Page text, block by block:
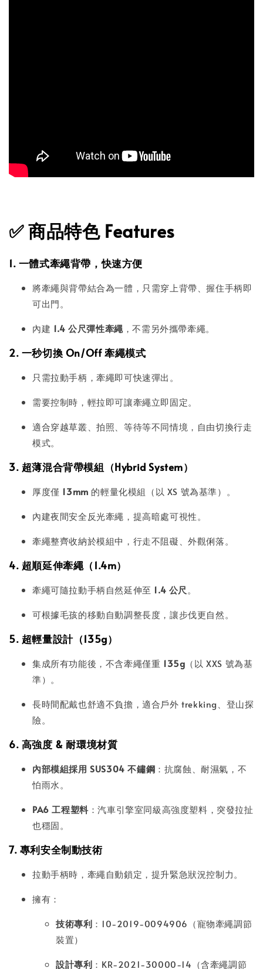
✅商品特色 Features
1. 一體式牽繩背帶，快速方便
將牽繩與背帶結合為一體，只需穿上背帶、握住手柄即
可出門。
內建 1.4 公尺彈性牽繩，不需另外攜帶牽繩。
2. 一秒切換 On/Off 牽繩模式
只需拉動手柄，牽繩即可快速彈出。
需要控制時，輕拉即可讓牽繩立即固定。
適合穿越草叢、拍照、等待等不同情境，自由切換行走
模式。
3. 超薄混合背帶模組（Hybrid System）
厚度僅 13mm 的輕量化模組（以 XS 號為基準）。
內建夜間安全反光牽繩，提高暗處可視性。
牽繩整齊收納於模組中，行走不阻礙、外觀俐落。
4. 超順延伸牽繩（1.4m）
牽繩可隨拉動手柄自然延伸至 1.4 公尺 。
可根據毛孩的移動自動調整長度，讓步伐更自然。
5. 超輕量設計（135g）
集成所有功能後，不含牽繩僅重 135g （以 XXS 號為基
準）。
長時間配戴也舒適不負擔，適合戶外 trekking、登山探
險。
6. 高強度 & 耐環境材質
內部模組採用 SUS304 不鏽鋼 ：抗腐蝕、耐濕氣，不
怕雨水。
PA6 工程塑料 ：汽車引擎室同級高強度塑料，突發拉扯
也穩固。
7. 專利安全制動技術
拉動手柄時，牽繩自動鎖定，提升緊急狀況控制力。
擁有：
技術專利 ：10-2019-0094906（寵物牽繩調節
裝置）
設計專利 ：KR-2021-30000-14（含牽繩調節